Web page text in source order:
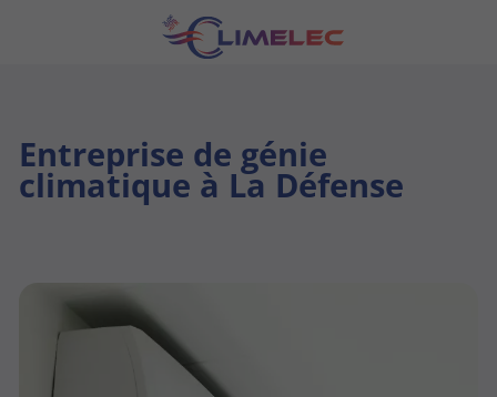
Entreprise de génie
climatique à La Défense